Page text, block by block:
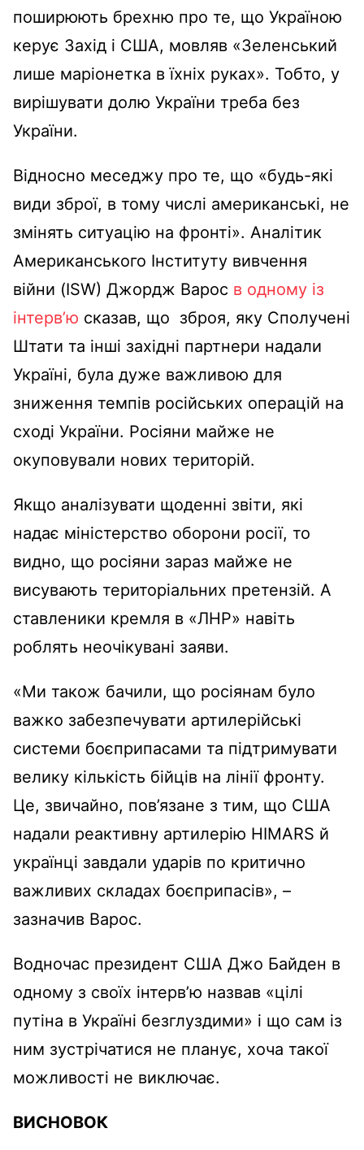
поширюють брехню про те, що Україною
керує Захід і США, мовляв «Зеленський
лише маріонетка в їхніх руках». Тобто, у
вирішувати долю України треба без
України.
Відносно меседжу про те, що «будь-які
види зброї, в тому числі американські, не
змінять ситуацію на фронті». Аналітик
Американського Інституту вивчення
війни (ISW) Джордж Варос в одному із
інтерв’ю сказав, що зброя, яку Сполучені
Штати та інші західні партнери надали
Україні, була дуже важливою для
зниження темпів російських операцій на
сході України. Росіяни майже не
окуповували нових територій.
Якщо аналізувати щоденні звіти, які
надає міністерство оборони росії, то
видно, що росіяни зараз майже не
висувають територіальних претензій. А
ставленики кремля в «ЛНР» навіть
роблять неочікувані заяви.
«Ми також бачили, що росіянам було
важко забезпечувати артилерійські
системи боєприпасами та підтримувати
велику кількість бійців на лінії фронту.
Це, звичайно, пов’язане з тим, що США
надали реактивну артилерію HIMARS й
українці завдали ударів по критично
важливих складах боєприпасів», –
зазначив Варос.
Водночас президент США Джо Байден в
одному з своїх інтерв’ю назвав «цілі
путіна в Україні безглуздими» і що сам із
ним зустрічатися не планує, хоча такої
можливості не виключає.
ВИСНОВОК